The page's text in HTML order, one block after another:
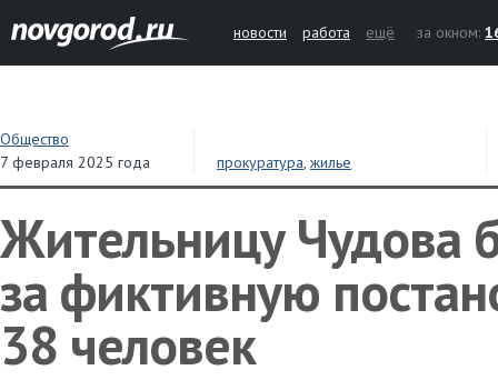
новости работа ещё за окном:
Общество
7 февраля 2025 года
прокуратура, жилье
Жительницу Чудова
за фиктивную
38 человек